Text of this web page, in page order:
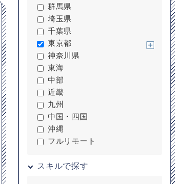
群馬県
埼玉県
千葉県
東京都
神奈川県
東海
中部
近畿
九州
中国・四国
沖縄
フルリモート
スキルで探す